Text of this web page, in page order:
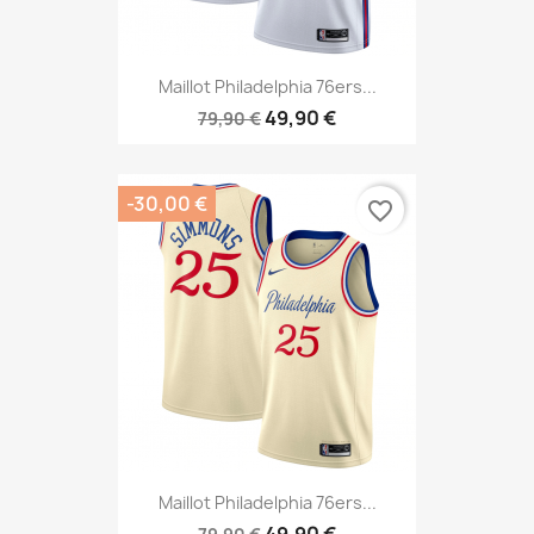
Maillot Philadelphia 76ers...
79,90 €49,90 €
Maillot Philadelphia 76ers...
-30,00 € favorite_border